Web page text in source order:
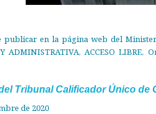
publicar en la página web del
Y ADMINISTRATIVA, ACCESO
Tribunal Calificador Único de
de 2020